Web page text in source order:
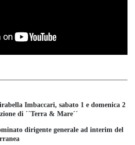
Imbaccari, sabato 1 e domenica 2
di ´´Terra & Mare´´
dirigente generale ad interim del